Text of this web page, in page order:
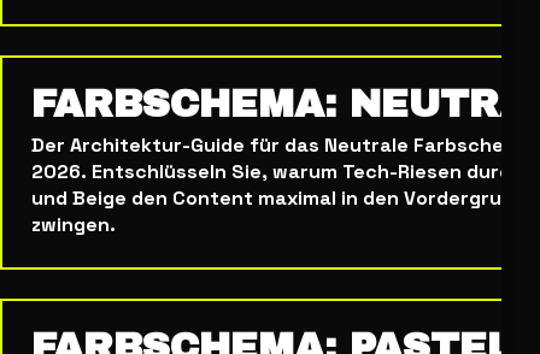
FARBSCHEMA:
Der Architektur-Guide für das Neutrale Farbschema
2026. Entschlüsseln Sie, warum Tech-Riesen durch
und Beige den Content maximal in den Vordergrund
zwingen.